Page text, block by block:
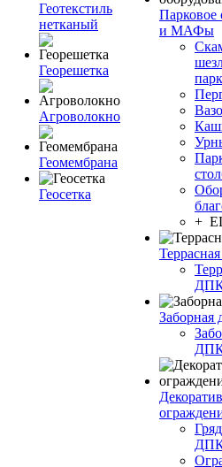
Геотекстиль
нетканый
Георешетка
Агроволокно
Геомембрана
Геосетка
Парковое
и МАФы
+
Заборная